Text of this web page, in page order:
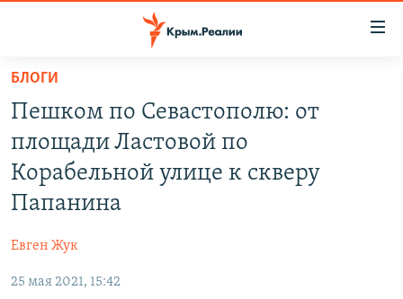
Вернуться
основному
содержанию
Вернутся
главной
Вернутся
ГРУЗ 200
ВОДА
ИСТОРИЯ
ИНТЕРАКТИВ
ИНФОГРАФИКА
РАДІО СВОБОДА
КАК ОБОЙТИ БЛОКИРОВКУ
БЛОГИ
Пешком по Севастополю: от
площади Ластовой по
Корабельной улице к скверу
Папанина
Евген Жук
25 мая 2021, 15:42